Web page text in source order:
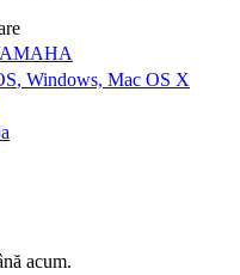
, Windows, Mac OS X
acum.